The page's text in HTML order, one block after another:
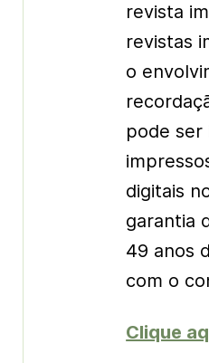
revista
revistas
o
pode
digitais
garantia
49 anos
com o
Clique